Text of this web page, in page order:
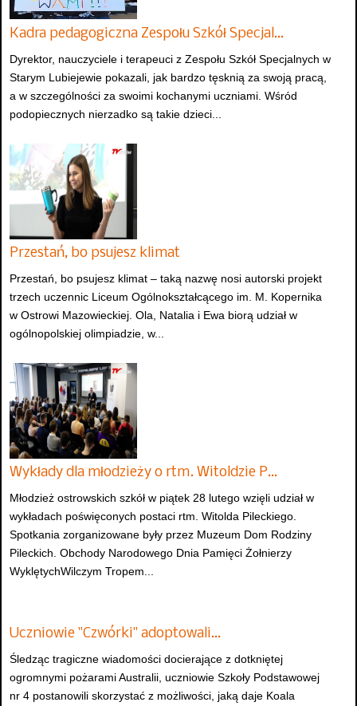
Kadra pedagogiczna Zespołu Szkół Specjal…
Dyrektor, nauczyciele i terapeuci z Zespołu Szkół Specjalnych w
Starym Lubiejewie pokazali, jak bardzo tęsknią za swoją pracą,
a w szczególności za swoimi kochanymi uczniami. Wśród
podopiecznych nierzadko są takie dzieci...
Przestań, bo psujesz klimat
Przestań, bo psujesz klimat – taką nazwę nosi autorski projekt
trzech uczennic Liceum Ogólnokształcącego im. M. Kopernika
w Ostrowi Mazowieckiej. Ola, Natalia i Ewa biorą udział w
ogólnopolskiej olimpiadzie, w...
Wykłady dla młodzieży o rtm. Witoldzie P…
Młodzież ostrowskich szkół w piątek 28 lutego wzięli udział w
wykładach poświęconych postaci rtm. Witolda Pileckiego.
Spotkania zorganizowane były przez Muzeum Dom Rodziny
Pileckich. Obchody Narodowego Dnia Pamięci Żołnierzy
WyklętychWilczym Tropem...
Uczniowie "Czwórki" adoptowali…
Śledząc tragiczne wiadomości docierające z dotkniętej
ogromnymi pożarami Australii, uczniowie Szkoły Podstawowej
nr 4 postanowili skorzystać z możliwości, jaką daje Koala